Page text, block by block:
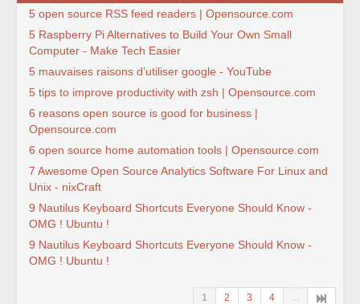
5 open source RSS feed readers | Opensource.com
5 Raspberry Pi Alternatives to Build Your Own Small
Computer - Make Tech Easier
5 mauvaises raisons d’utiliser google - YouTube
5 tips to improve productivity with zsh | Opensource.com
6 reasons open source is good for business |
Opensource.com
6 open source home automation tools | Opensource.com
7 Awesome Open Source Analytics Software For Linux and
Unix - nixCraft
9 Nautilus Keyboard Shortcuts Everyone Should Know -
OMG ! Ubuntu !
9 Nautilus Keyboard Shortcuts Everyone Should Know -
OMG ! Ubuntu !
1 2 3 4